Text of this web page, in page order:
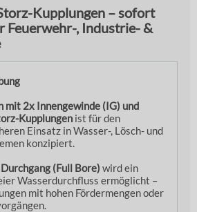
Kupplungen – sofort
Feuerwehr-, Industrie- &
mit 2x Innengewinde (IG) und
Kupplungen ist für den
Einsatz in Wasser-, Lösch- und
konzipiert.
(Full Bore) wird ein
Wasserdurchfluss ermöglicht –
mit hohen Fördermengen oder